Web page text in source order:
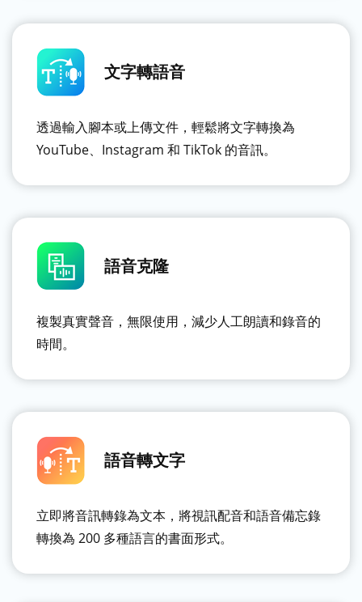
文字轉語音
透過輸入腳本或上傳文件，輕鬆將文字轉換為
YouTube、Instagram 和 TikTok 的音訊。
語音克隆
複製真實聲音，無限使用，減少人工朗讀和錄音的
時間。
語音轉文字
立即將音訊轉錄為文本，將視訊配音和語音備忘錄
轉換為 200 多種語言的書面形式。